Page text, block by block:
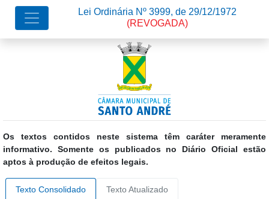
Os textos contidos neste sistema têm caráter meramente
informativo. Somente os publicados no Diário Oficial estão
aptos à produção de efeitos legais.
Lei Ordinária Nº 3999, de 29/12/1972
(REVOGADA)
Texto Consolidado Texto Atualizado